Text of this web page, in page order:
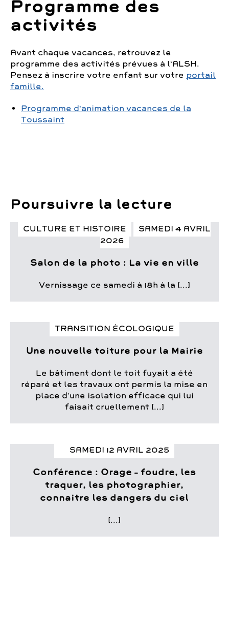
Programme des
activités
Avant chaque vacances, retrouvez le
programme des activités prévues à l’ALSH.
Pensez à inscrire votre enfant sur votre portail
famille.
Programme d’animation vacances de la
Toussaint
Poursuivre la lecture
CULTURE ET HISTOIRE
SAMEDI 4 AVRIL
2026
Salon de la photo : La vie en ville
Vernissage ce samedi à 18h à la [...]
TRANSITION ÉCOLOGIQUE
Une nouvelle toiture pour la Mairie
Le bâtiment dont le toit fuyait a été
réparé et les travaux ont permis la mise en
place d’une isolation efficace qui lui
faisait cruellement [...]
SAMEDI 12 AVRIL 2025
Conférence : Orage – foudre, les
traquer, les photographier,
connaitre les dangers du ciel
[...]